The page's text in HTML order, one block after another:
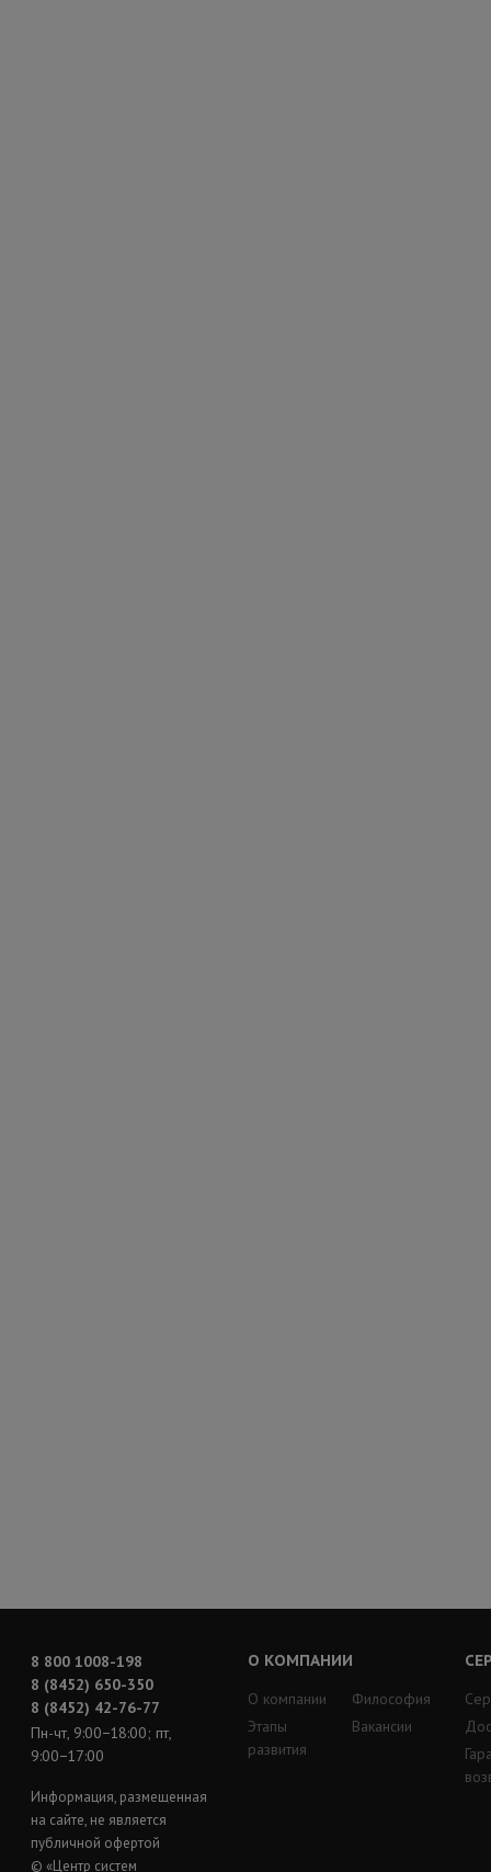
8 800 1008-198
8 (8452) 650-350
8 (8452) 42-76-77
Пн-чт, 9:00−18:00; пт,
9:00−17:00
Информация, размещенная
на сайте, не является
публичной офертой
© «Центр систем
О КОМПАНИИ
О компании
Этапы
развития
Философия
Вакансии